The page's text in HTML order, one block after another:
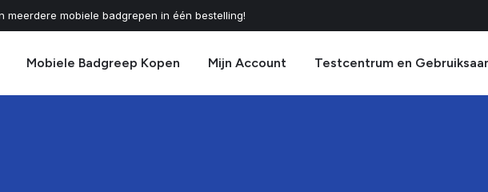
meerdere mobiele badgrepen in één bestelling!
Mobiele Badgreep Kopen Mijn Account Testcentrum en